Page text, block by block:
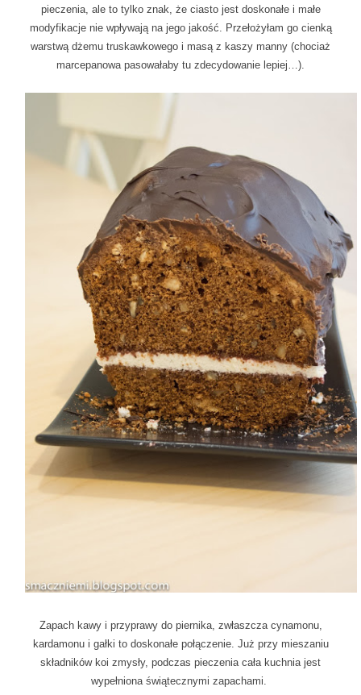
pieczenia, ale to tylko znak, że ciasto jest doskonałe i małe
modyfikacje nie wpływają na jego jakość. Przełożyłam go cienką
warstwą dżemu truskawkowego i masą z kaszy manny (chociaż
marcepanowa pasowałaby tu zdecydowanie lepiej…).
Zapach kawy i przyprawy do piernika, zwłaszcza cynamonu,
kardamonu i gałki to doskonałe połączenie. Już przy mieszaniu
składników koi zmysły, podczas pieczenia cała kuchnia jest
wypełniona świątecznymi zapachami.